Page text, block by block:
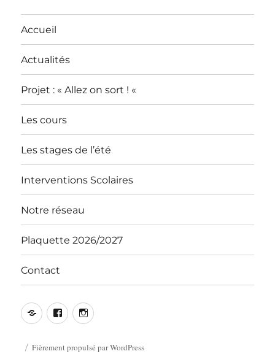
Accueil
Actualités
Projet : « Allez on sort ! «
Les cours
Les stages de l’été
Interventions Scolaires
Notre réseau
Plaquette 2026/2027
Contact
ContactFacebookInstagram
Fièrement propulsé par WordPress